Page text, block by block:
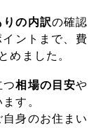
りの内訳の確認
イントまで、費
めました。
つ相場の目安や
す。
身のお住まい